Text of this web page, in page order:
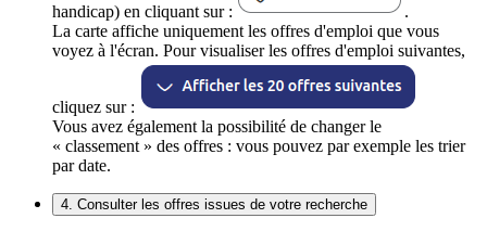
handicap) en cliquant sur :
.
La carte affiche uniquement les offres d'emploi que vous
voyez à l'écran. Pour visualiser les offres d'emploi suivantes,
cliquez sur :
Vous avez également la possibilité de changer le
« classement » des offres : vous pouvez par exemple les trier
par date.
4. Consulter les offres issues de votre recherche